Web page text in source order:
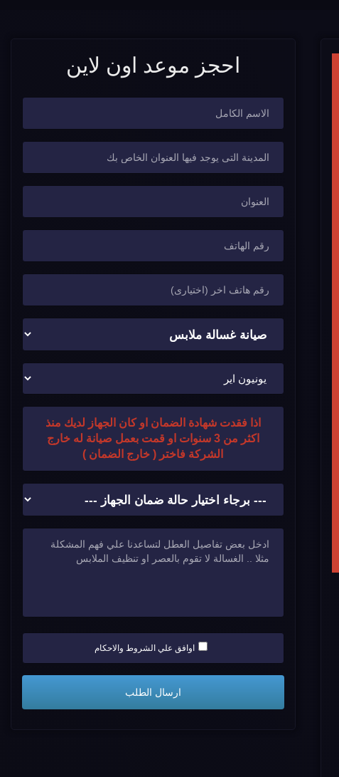
احجز موعد اون لاين
اذا فقدت شهادة الضمان او كان الجهاز لديك منذ
اكثر من 3 سنوات او قمت بعمل صيانة له خارج
الشركة فاختر ( خارج الضمان )
اوافق علي الشروط والاحكام